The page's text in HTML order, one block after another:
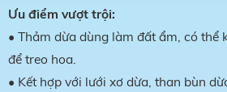
Ưu điểm vượt trội:
• Thảm dừa dùng làm đất ẩm, có thể
để treo hoa.
• Kết hợp với lưới xơ dừa, than bùn